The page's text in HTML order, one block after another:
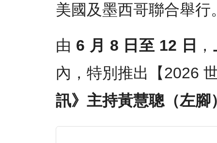
美國及墨西哥聯合舉行
由 6 月 8 日至 12 日 ，
內，特別推出【2026
訊》主持黃慧聰（左腳